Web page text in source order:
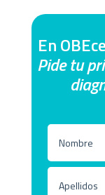
En
Pide tu